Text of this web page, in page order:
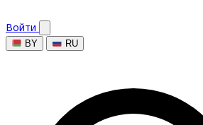
Войти
BY RU